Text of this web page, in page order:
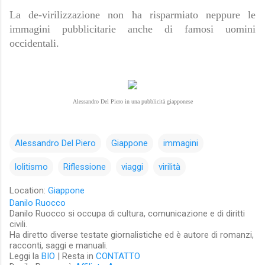
La de-virilizzazione non ha risparmiato neppure le
immagini pubblicitarie anche di famosi uomini
occidentali.
Alessandro Del Piero in una pubblicità giapponese
Alessandro Del Piero Giappone immagini
lolitismo Riflessione viaggi virilità
Location: Giappone
Danilo Ruocco
Danilo Ruocco si occupa di cultura, comunicazione e di diritti
civili.
Ha diretto diverse testate giornalistiche ed è autore di romanzi,
racconti, saggi e manuali.
Leggi la BIO | Resta in CONTATTO